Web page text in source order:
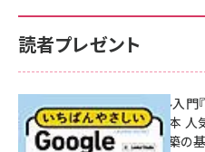
読者プレゼント
無料BIツール入門
ポータルの教本 人
シュボード構築の